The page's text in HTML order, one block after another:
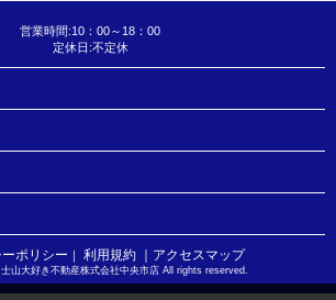
営業時間:10：00～18：00
定休日:不定休
ポリシー ｜ 利用規約 ｜アクセスマップ
山大好き不動産株式会社中央市店 All rights reserved.